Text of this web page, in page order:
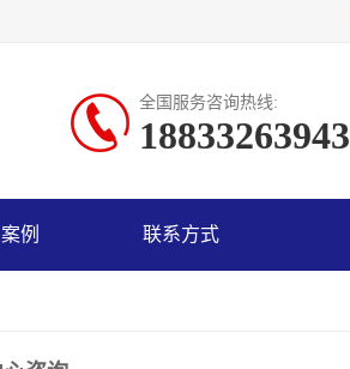
全国服务咨询热线:
18833263943
例 联系方式